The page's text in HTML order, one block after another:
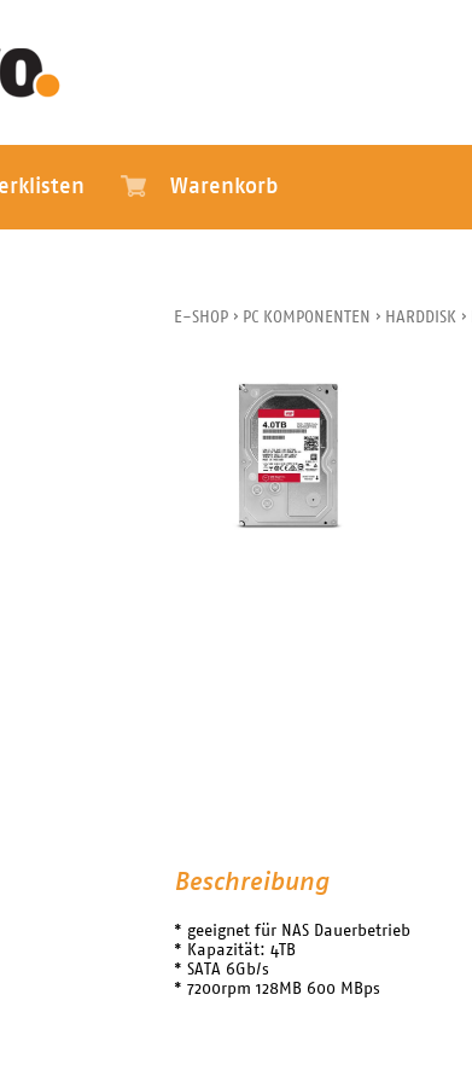
Warenkorb
E-SHOP › PC KOMPONENTEN › HARDDISK ›
Beschreibung
* geeignet für NAS Dauerbetrieb
* Kapazität: 4TB
* SATA 6Gb/s
* 7200rpm 128MB 600 MBps